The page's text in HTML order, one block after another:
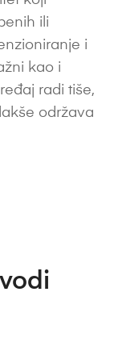
ili
i
kao i
radi tiše,
održava